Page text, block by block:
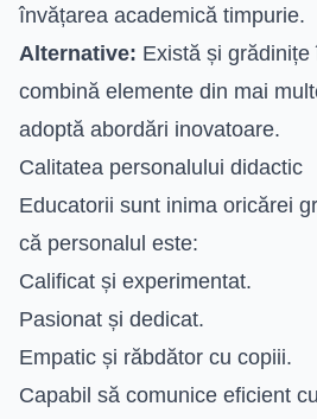
învățarea academică timpurie.
Alternative: Există și
combină elemente din mai
adoptă abordări inovatoare.
Calitatea personalului didactic
Educatorii sunt inima oricărei
că personalul este:
Calificat și experimentat.
Pasionat și dedicat.
Empatic și răbdător cu copiii.
Capabil să comunice eficient